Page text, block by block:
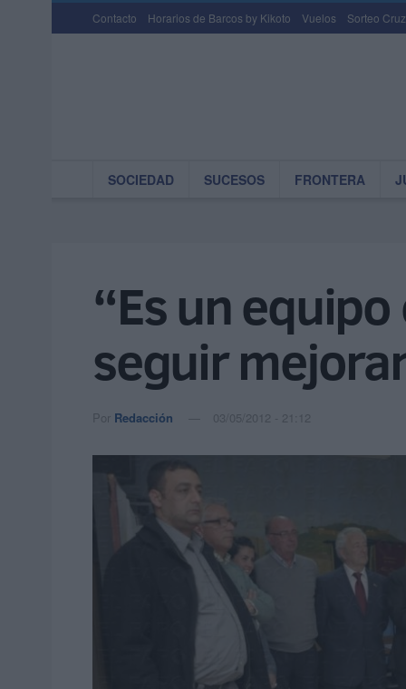
Contacto Horarios de Barcos by Kikoto Vuelos Sorteo
SOCIEDAD SUCESOS FRONTERA
“Es un
seguir
Por Redacción 03/05/2012 - 21:12